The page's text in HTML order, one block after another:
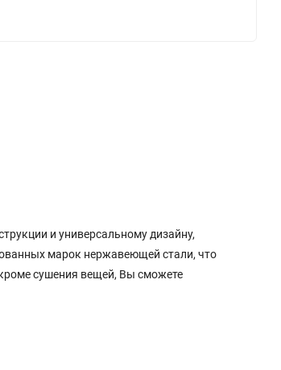
и универсальному дизайну,
марок нержавеющей стали, что
сушения вещей, Вы сможете